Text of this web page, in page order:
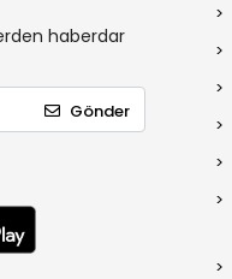
haberdar
Gönder